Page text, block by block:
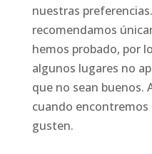
nuestras
recomendamos
hemos probado, por
algunos lugares no
que no sean buenos.
cuando encontremos
gusten.